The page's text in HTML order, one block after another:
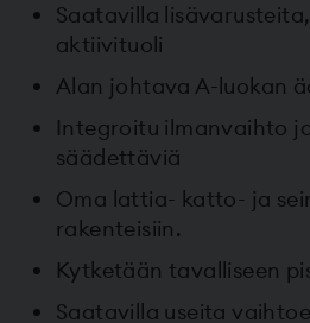
Saatavilla
aktiivituoli
Alan johtava A-luokan
Integroitu ilmanvaihto
säädettäviä
Oma lattia- katto- ja
rakenteisiin.
Kytketään tavalliseen
Saatavilla useita